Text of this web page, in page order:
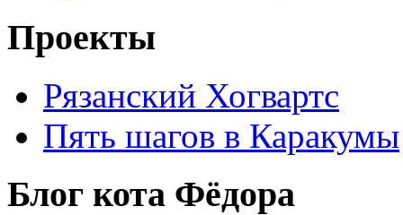
Проекты
Рязанский Хогвартс
Пять шагов в Каракумы
Блог кота Фёдора